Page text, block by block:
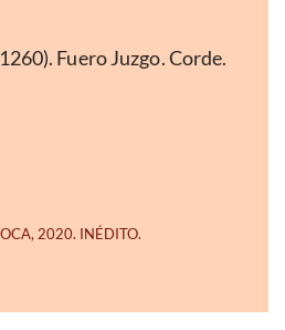
Fuero Juzgo. Corde.